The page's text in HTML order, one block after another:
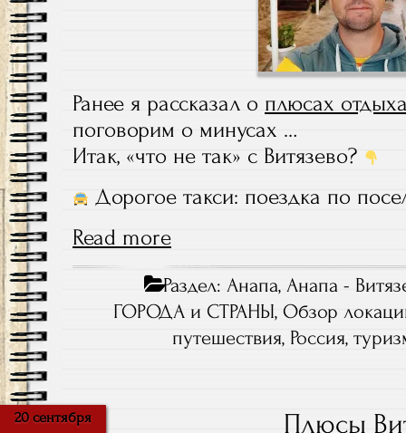
Ранее я рассказал о плюсах
поговорим о минусах …
Итак, «что не так» с Витязево?
Дорогое такси: поездка по
Read more
Раздел:Анапа,Анапа -
ГОРОДА и СТРАНЫ,Обзор
путешествия, Россия,
20 сентября Плюсы